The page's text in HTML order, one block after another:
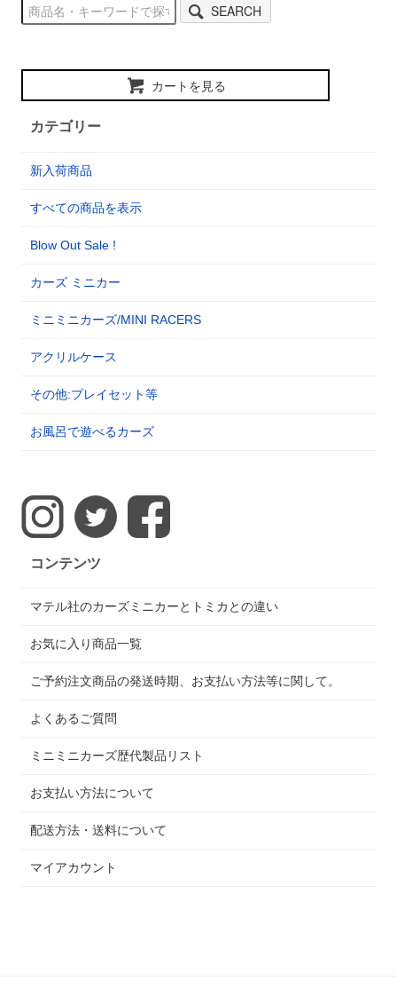
SEARCH
カートを見る
カテゴリー
新入荷商品
すべての商品を表示
Blow Out Sale !
カーズ ミニカー
ミニミニカーズ/MINI RACERS
アクリルケース
その他:プレイセット等
お風呂で遊べるカーズ
コンテンツ
マテル社のカーズミニカーとトミカとの違い
お気に入り商品一覧
ご予約注文商品の発送時期、お支払い方法等に関して。
よくあるご質問
ミニミニカーズ歴代製品リスト
お支払い方法について
配送方法・送料について
マイアカウント